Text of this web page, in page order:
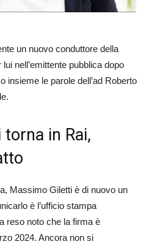
un nuovo conduttore della
nell’emittente pubblica dopo
insieme le parole dell’ad Roberto
in Rai,
Massimo Giletti è di nuovo un
è l’ufficio stampa
reso noto che la firma è
2024. Ancora non si